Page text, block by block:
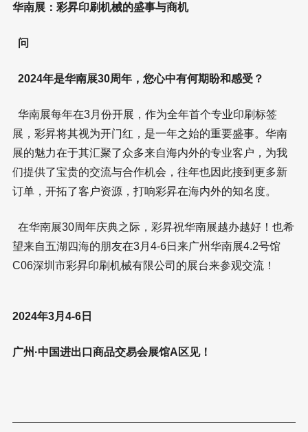
华南展：彩昇印刷机械的盛事与商机
问
2024年是华南展30周年，您心中有何期盼和感受？
华南展每年在3月份开展，作为全年首个专业印刷标签
展，彩昇将其视为开门红，是一年之始的重要盛事。华南
展的魅力在于其汇聚了众多来自海内外的专业客户，为我
们提供了宝贵的交流与合作机会，往年也因此接到更多新
订单，开拓了客户资源，打响彩昇在海内外的知名度。
在华南展30周年庆典之际，彩昇祝华南展越办越好！也希
望来自五湖四海的朋友在3月4-6日来广州华南展4.2号馆
C06深圳市彩昇印刷机械有限公司的展台来参观交流！
2024年3月4-6日
广州·中国进出口商品交易会展馆A区见！